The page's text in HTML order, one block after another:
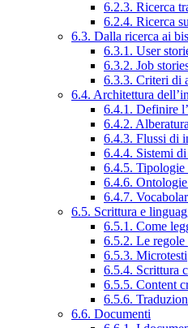
6.2.3. Ricerca
6.2.4. Ricerca
6.3. Dalla ricerca ai
6.3.1. User
6.3.2. Job
6.3.3. Criteri di
6.4. Architettura
6.4.1. Definire
6.4.2. Alberatura
6.4.3. Flussi di
6.4.4. Sistemi
6.4.5. Tipologie
6.4.6. Ontologie
6.4.7.
6.5. Scrittura e
6.5.1. Come
6.5.2. Le
6.5.3. Microtesti
6.5.4. Scrittura
6.5.5. Content
6.5.6.
6.6. Documenti